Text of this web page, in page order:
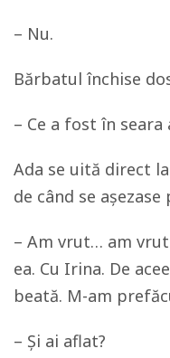
– Nu.
Bărbatul închise
– Ce a fost în seara
Ada se uită direct
de când se așezase
– Am vrut… am
ea. Cu Irina. De
beată. M-am
– Și ai aflat?